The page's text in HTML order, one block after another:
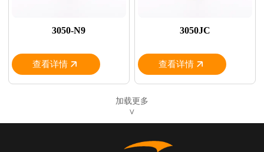
3050-N9
查看详情
3050JC
查看详情
加载更多
∨